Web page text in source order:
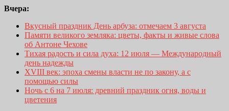
Вчера:
Вкусный праздник День арбуза: отмечаем 3 августа
Памяти великого земляка: цветы, факты и живые слова
об Антоне Чехове
Тихая радость и сила духа: 12 июля — Международный
день надежды
XVIII век: эпоха смены власти не по закону, а с
помощью силы
Ночь с 6 на 7 июля: древний праздник огня, воды и
цветения